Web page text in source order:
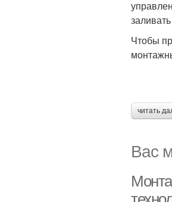
Чтобы
читать
Вас